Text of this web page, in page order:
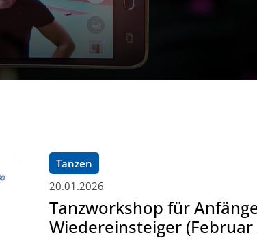
Tanzen
20.01.2026
Tanzworkshop für
Wiedereinsteiger
Service